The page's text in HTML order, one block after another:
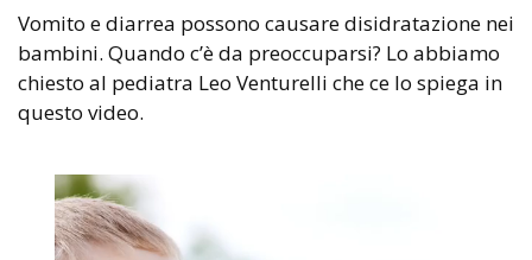
Vomito e diarrea possono causare disidratazione nei
bambini. Quando c’è da preoccuparsi? Lo abbiamo
chiesto al pediatra Leo Venturelli che ce lo spiega in
questo video.